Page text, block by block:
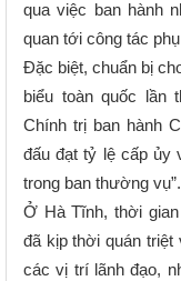
qua việc ban hành
quan tới công tác
Đặc biệt, chuẩn bị
biểu toàn quốc lần
Chính trị ban hành
đấu đạt tỷ lệ cấp ủy
trong ban thường vụ”.
Ở Hà Tĩnh, thời
đã kịp thời quán triệt
các vị trí lãnh đạo,